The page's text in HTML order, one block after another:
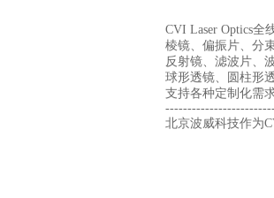
CVI Laser Optics全
棱镜、偏振片、分
反射镜、滤波片、
球形透镜、圆柱形
支持各种定制化需
北京波威科技作为